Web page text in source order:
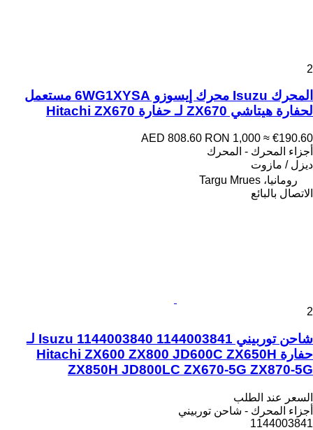
2
المحرك Isuzu محرك إيسوزو 6WG1XYSA مستعمل
لحفارة هيتاشي ZX670 لـ حفارة Hitachi ZX670
AED 808.60 RON 1,000 ≈ €190.60
أجزاء المحرك - المحرك
ديزل / مازوت
رومانيا، Targu Mrues
الاتصال بالبائع
2
شاحن توربيني Isuzu 1144003840 1144003841 لـ
حفارة Hitachi ZX600 ZX800 JD600C ZX650H
ZX850H JD800LC ZX670-5G ZX870-5G
السعر عند الطلب
أجزاء المحرك - شاحن توربيني
1144003841